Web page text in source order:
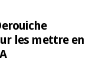
les mettre en